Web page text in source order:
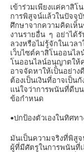
เข้าร่วมเพียงแค่คาสิโ
การพิสูจน์แล้วในปัจจุ
ศึกษาจากความคิดเห็
งานรายอื่น ๆ อย่าได้
ลวงหรือไม่รู้จักในเวลา
เว็บไซต์คาสิโนออนไ
โนออนไลน์อนุญาตให้
อาจจัดหาให้เป็นอย่า
ต้องเป็นเงินที่อาจเป็น
แน่ใจว่าการพนันที่ดีบ
ข้อกำหนด
•ปกป้องตัวเองในทิศท
มันเป็นความจริงที่พิสู
ผู้ที่มีศัตรูในการพนันที่